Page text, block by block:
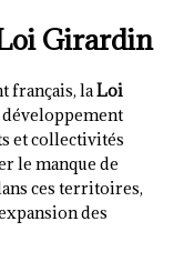
Girardin
français, laLoi
et collectivités
le manque de
ces territoires,
des